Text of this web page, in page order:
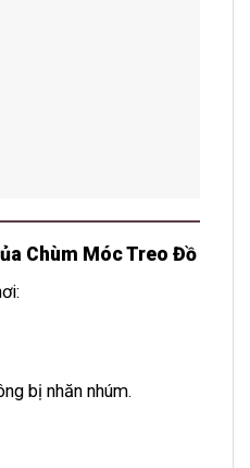
Chùm Móc Treo Đồ
bị nhăn nhúm.